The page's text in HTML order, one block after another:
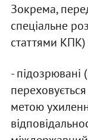
Зокрема,
спеціальне
статтями
- підозрювані
переховується
метою